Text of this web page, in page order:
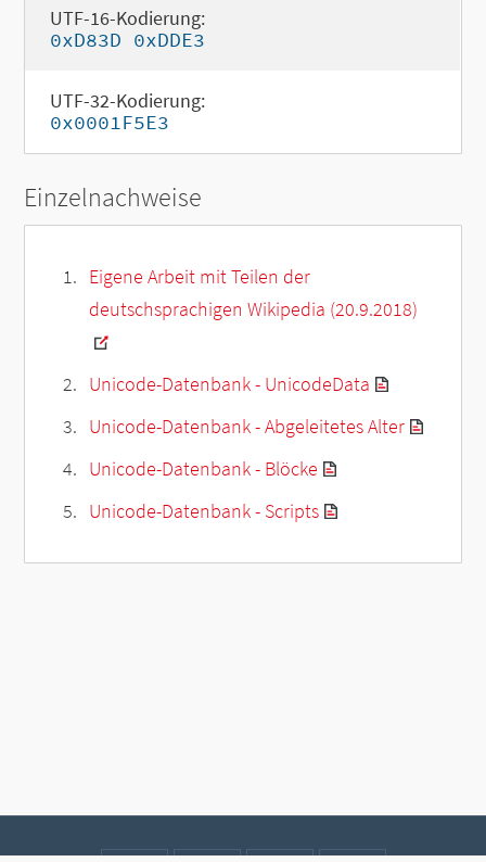
UTF-16-Kodierung:
0xD83D 0xDDE3
UTF-32-Kodierung:
0x0001F5E3
Einzelnachweise
Eigene Arbeit mit Teilen der
deutschsprachigen Wikipedia (20.9.2018)
Unicode-Datenbank - UnicodeData
Unicode-Datenbank - Abgeleitetes Alter
Unicode-Datenbank - Blöcke
Unicode-Datenbank - Scripts